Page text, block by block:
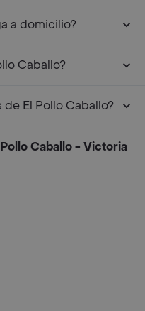
a domicilio?
Caballo?
El Pollo Caballo?
Caballo - Victoria